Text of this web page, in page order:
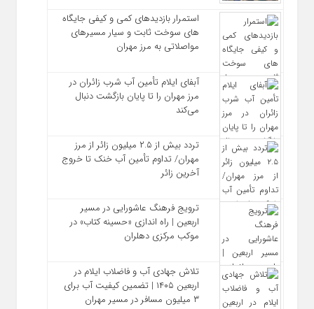
استمرار بازدیدهای کمی و کیفی جایگاه‌
های سوخت ثابت و سیار مسیرهای
مواصلاتی به مرز مهران
آبفای ایلام تأمین آب شرب زائران در
مرز مهران را تا پایان بازگشت دنبال
می‌کند
تردد بیش از ۲.۵ میلیون زائر از مرز
مهران/ تداوم تأمین آب خنک تا خروج
آخرین زائر
ترویج فرهنگ عاشورایی در مسیر
اربعین | راه‌ اندازی «حسینه کتاب» در
موکب مرکزی دهلران
تلاش جهادی آب و فاضلاب ایلام در
اربعین ۱۴۰۵ | تضمین کیفیت آب برای
۳ میلیون مسافر در مسیر مهران